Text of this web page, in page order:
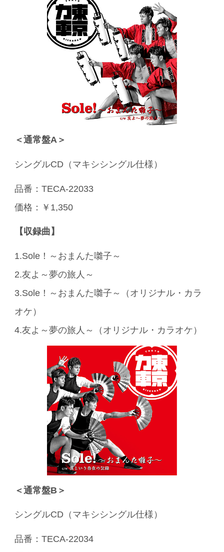
＜通常盤A＞
シングルCD（マキシシングル仕様）
品番：TECA-22033
価格：￥1,350
【収録曲】
1.Sole！～おまんた囃子～
2.友よ～夢の旅人～
3.Sole！～おまんた囃子～（オリジナル・カラ
オケ）
4.友よ～夢の旅人～（オリジナル・カラオケ）
＜通常盤B＞
シングルCD（マキシシングル仕様）
品番：TECA-22034